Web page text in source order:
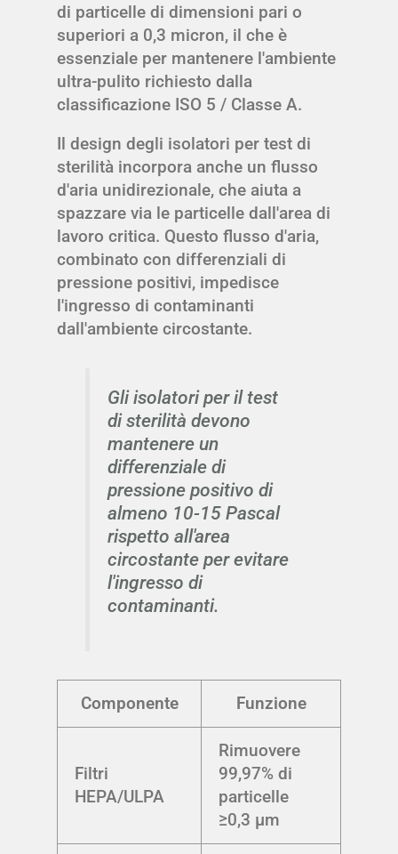
di particelle di dimensioni pari o
superiori a 0,3 micron, il che è
essenziale per mantenere l'ambiente
ultra-pulito richiesto dalla
classificazione ISO 5 / Classe A.
Il design degli isolatori per test di
sterilità incorpora anche un flusso
d'aria unidirezionale, che aiuta a
spazzare via le particelle dall'area di
lavoro critica. Questo flusso d'aria,
combinato con differenziali di
pressione positivi, impedisce
l'ingresso di contaminanti
dall'ambiente circostante.
Gli isolatori per il test
di sterilità devono
mantenere un
differenziale di
pressione positivo di
almeno 10-15 Pascal
rispetto all'area
circostante per evitare
l'ingresso di
contaminanti.
Componente Funzione
Filtri
HEPA/ULPA
Rimuovere
99,97% di
particelle
≥0,3 μm